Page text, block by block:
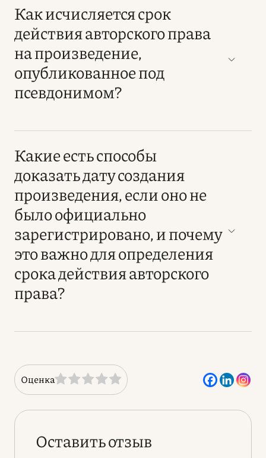
Как исчисляется срок
действия авторского права
на произведение,
опубликованное под
псевдонимом?
Какие есть способы
доказать дату создания
произведения, если оно не
было официально
зарегистрировано, и почему
это важно для определения
срока действия авторского
права?
Оценка
Оставить отзыв